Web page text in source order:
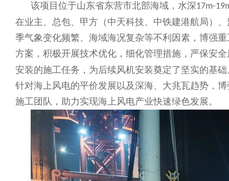
该项目位于山东省东营市北部海域，水深17m-
在业主、总包、甲方（中天科技、中铁建港航局）
季气象变化频繁、海域海况复杂等不利因素，博强
方案，积极开展技术优化，细化管理措施，严保安
安装的施工任务，为后续风机安装奠定了坚实的基
针对海上风电的平价发展以及深海、大兆瓦趋势，
施工团队，助力实现海上风电产业快速绿色发展。